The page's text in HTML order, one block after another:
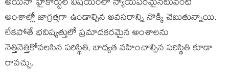
అయినా హైకోర్టుల విషయంలో న్యాయపరమైనటువంటి
అంశాల్లో జాగ్రత్తగా ఉండాల్సిన అవసరాన్ని నొక్కి చెబుతున్నాయి.
లేకపోతే భవిష్యత్తులో ప్రమాదకరమైన అంశాలను
నెత్తినెత్తికోవలసిన పరిస్థితి, బాధ్యత వహించాల్సిన పరిస్థితి కూడా
రావచ్చు.